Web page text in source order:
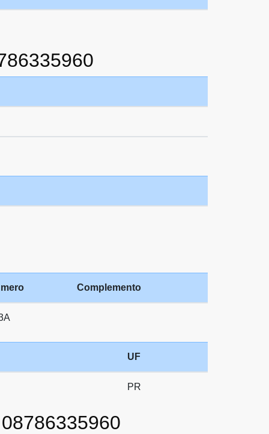
Complemento
UF
PR